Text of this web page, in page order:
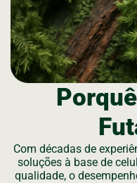
Com décadas de
soluções à base de
qualidade, o